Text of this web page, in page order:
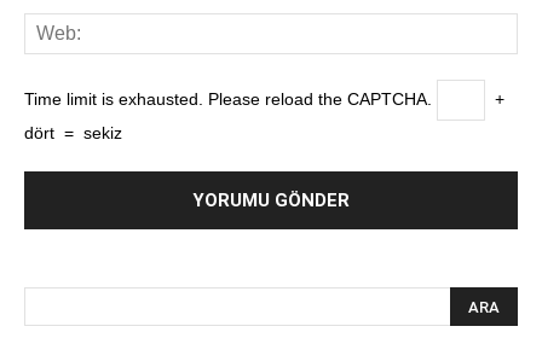
Time limit is exhausted. Please reload the CAPTCHA.
+
dört = sekiz